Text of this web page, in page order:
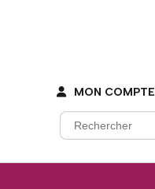
MON COMPTE